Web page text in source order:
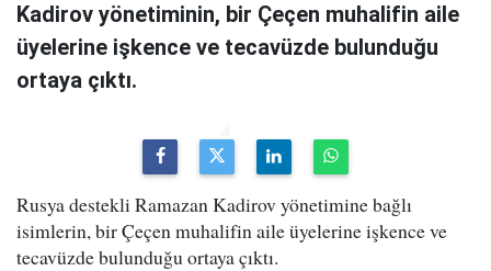
Kadirov yönetiminin, bir Çeçen muhalifin aile
üyelerine işkence ve tecavüzde bulunduğu
ortaya çıktı.
Rusya destekli Ramazan Kadirov yönetimine bağlı
isimlerin, bir Çeçen muhalifin aile üyelerine işkence ve
tecavüzde bulunduğu ortaya çıktı.